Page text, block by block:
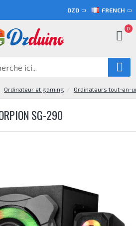
DZD FRENCH
0
Ordinateur et gaming Ordinateurs tout-en-
SG-290